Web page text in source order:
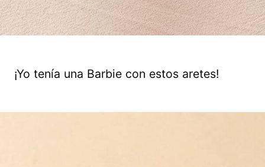
¡Yo tenía una Barbie con estos aretes!